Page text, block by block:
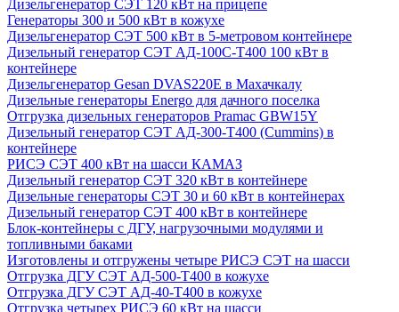
Дизельгенератор СЭТ 120 кВт на прицепе
Генераторы 300 и 500 кВт в кожухе
Дизельгенератор СЭТ 500 кВт в 5-метровом контейнере
Дизельный генератор СЭТ АД-100С-Т400 100 кВт в
контейнере
Дизельгенератор Gesan DVAS220E в Махачкалу
Дизельные генераторы Energo для дачного поселка
Отгрузка дизельных генераторов Pramac GВW15Y
Дизельный генератор СЭТ АД-300-Т400 (Cummins) в
контейнере
РИСЭ СЭТ 400 кВт на шасси КАМАЗ
Дизельный генератор СЭТ 320 кВт в контейнере
Дизельные генераторы СЭТ 30 и 60 кВт в контейнерах
Дизельный генератор СЭТ 400 кВт в контейнере
Блок-контейнеры с ДГУ, нагрузочными модулями и
топливными баками
Изготовлены и отгружены четыре РИСЭ СЭТ на шасси
Отгрузка ДГУ СЭТ АД-500-Т400 в кожухе
Отгрузка ДГУ СЭТ АД-40-Т400 в кожухе
Отгрузка четырех РИСЭ 60 кВт на шасси